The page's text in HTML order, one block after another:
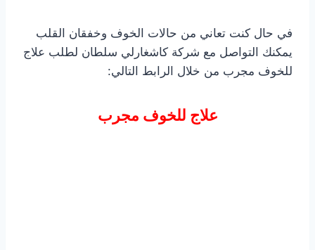
في حال كنت تعاني من حالات الخوف وخفقان القلب
يمكنك التواصل مع شركة كاشغارلي سلطان لطلب علاج
للخوف مجرب من خلال الرابط التالي:
علاج للخوف مجرب